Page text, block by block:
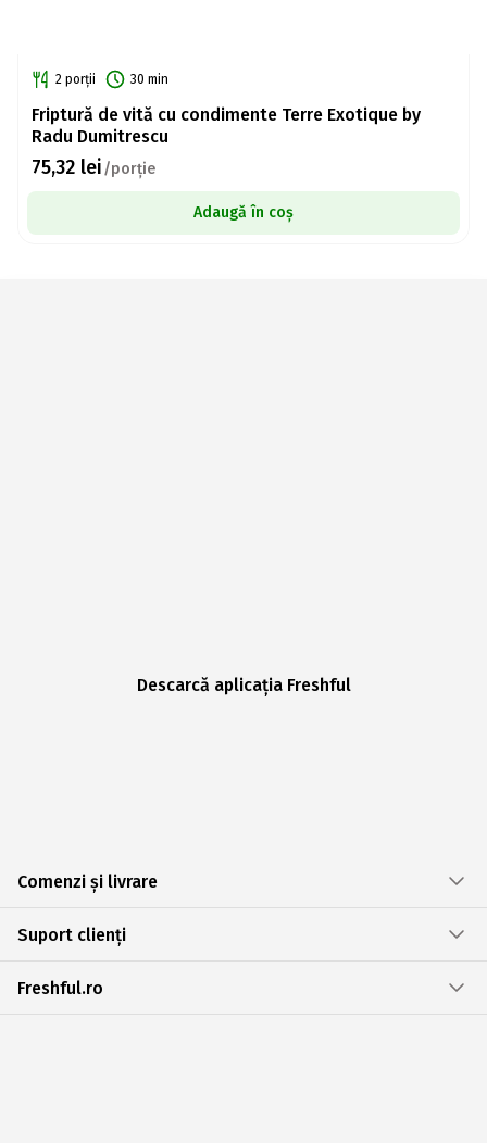
2 porții 30 min
Friptură de vită cu condimente Terre Exotique by
Radu Dumitrescu
75,32 lei/porție
Adaugă în coș
Descarcă aplicația Freshful
Comenzi și livrare
Suport clienți
Freshful.ro